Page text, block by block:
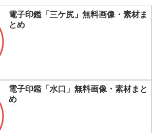
電子印鑑「三ケ尻」無料画像・素材ま
とめ
電子印鑑「水口」無料画像・素材まと
め